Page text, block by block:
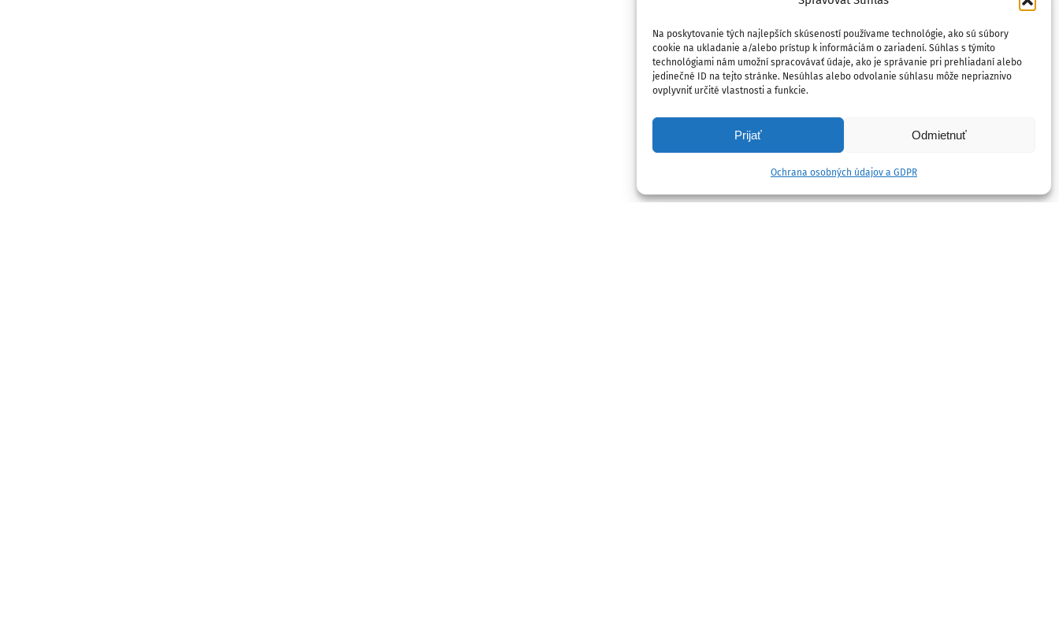
Na poskytovanie tých najlepších skúseností používame technológie, ako sú súbory
cookie na ukladanie a/alebo prístup k informáciám o zariadení. Súhlas s týmito
technológiami nám umožní spracovávať údaje, ako je správanie pri prehliadaní alebo
jedinečné ID na tejto stránke. Nesúhlas alebo odvolanie súhlasu môže nepriaznivo
ovplyvniť určité vlastnosti a funkcie.
Prijať Odmietnuť
Ochrana osobných údajov a GDPR